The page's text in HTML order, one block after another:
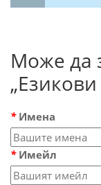
Може да
*Имена
*Имейл